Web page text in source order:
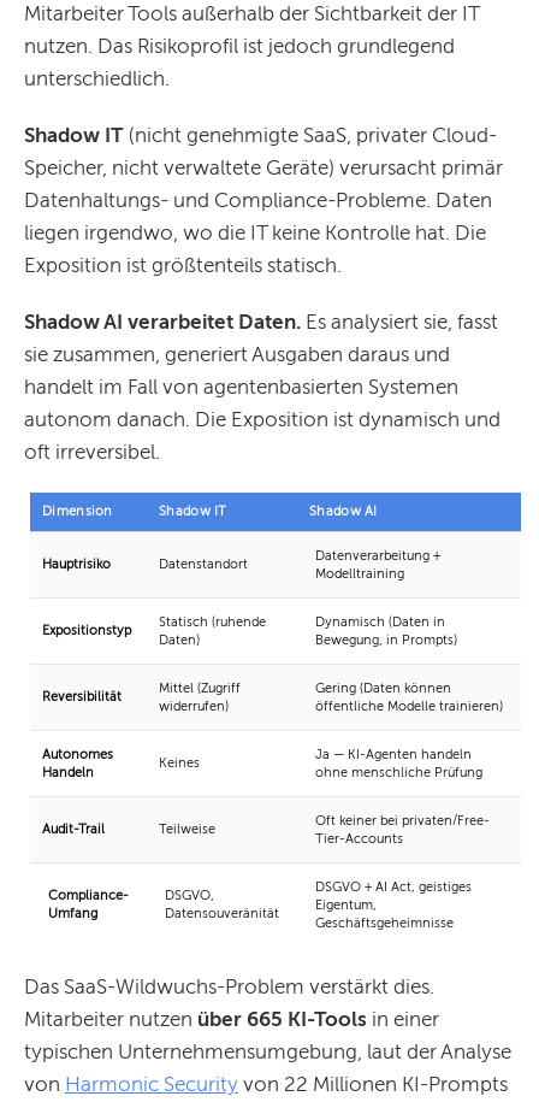
Mitarbeiter Tools außerhalb der Sichtbarkeit der IT
nutzen. Das Risikoprofil ist jedoch grundlegend
unterschiedlich.
Shadow IT (nicht genehmigte SaaS, privater Cloud-
Speicher, nicht verwaltete Geräte) verursacht primär
Datenhaltungs- und Compliance-Probleme. Daten
liegen irgendwo, wo die IT keine Kontrolle hat. Die
Exposition ist größtenteils statisch.
Shadow AI verarbeitet Daten. Es analysiert sie, fasst
sie zusammen, generiert Ausgaben daraus und
handelt im Fall von agentenbasierten Systemen
autonom danach. Die Exposition ist dynamisch und
oft irreversibel.
Dimension Shadow IT Shadow AI
Hauptrisiko Datenstandort
Datenverarbeitung +
Modelltraining
Expositionstyp
Statisch (ruhende
Daten)
Dynamisch (Daten in
Bewegung, in Prompts)
Reversibilität
Mittel (Zugriff
widerrufen)
Gering (Daten können
öffentliche Modelle trainieren)
Autonomes
Handeln
Keines
Ja — KI-Agenten handeln
ohne menschliche Prüfung
Audit-Trail Teilweise
Oft keiner bei privaten/Free-
Tier-Accounts
Compliance-
Umfang
DSGVO,
Datensouveränität
DSGVO + AI Act, geistiges
Eigentum,
Geschäftsgeheimnisse
Das SaaS-Wildwuchs-Problem verstärkt dies.
Mitarbeiter nutzen über 665 KI-Tools in einer
typischen Unternehmensumgebung, laut der Analyse
von Harmonic Security von 22 Millionen KI-Prompts